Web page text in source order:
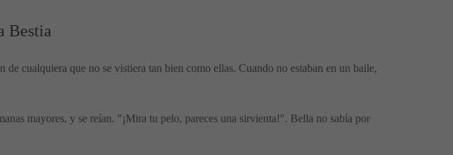
Bestia
cualquiera que no se vistiera tan bien como ellas. Cuando no estaban en un baile,
mayores, y se reían. "¡Mira tu pelo, pareces una sirvienta!". Bella no sabía por